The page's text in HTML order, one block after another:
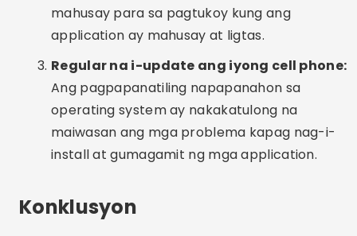
mahusay para sa pagtukoy kung ang
application ay mahusay at ligtas.
Regular na i-update ang iyong cell phone:
Ang pagpapanatiling napapanahon sa
operating system ay nakakatulong na
maiwasan ang mga problema kapag nag-i-
install at gumagamit ng mga application.
Konklusyon